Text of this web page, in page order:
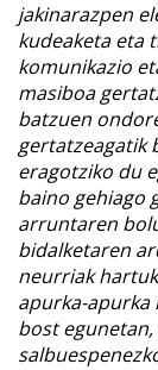
jakinarazpen
kudeaketa eta
komunikazio
masiboa
batzuen
gertatzeagatik
eragotziko du
baino gehiago
arruntaren
bidalketaren
neurriak
apurka-
bost